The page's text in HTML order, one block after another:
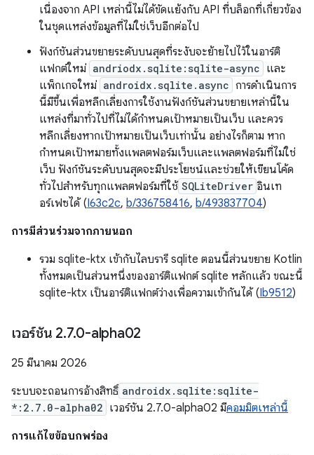
เนื่องจาก API เหล่านี้ไม่ได้ขัดแย้งกับ API ที่บล็อกที่เกี่ยวข้อง
ในชุดแหล่งข้อมูลที่ไม่ใช่เว็บอีกต่อไป
ฟังก์ชันส่วนขยายระดับบนสุดที่ระงับจะย้ายไปไว้ในอาร์ติ
แฟกต์ใหม่ andriodx.sqlite:sqlite-async และ
แพ็กเกจใหม่ androidx.sqlite.async การดำเนินการ
นี้มีขึ้นเพื่อหลีกเลี่ยงการใช้งานฟังก์ชันส่วนขยายเหล่านี้ใน
แหล่งที่มาทั่วไปที่ไม่ได้กำหนดเป้าหมายเป็นเว็บ และควร
หลีกเลี่ยงหากเป้าหมายเป็นเว็บเท่านั้น อย่างไรก็ตาม หาก
กำหนดเป้าหมายทั้งแพลตฟอร์มเว็บและแพลตฟอร์มที่ไม่ใช่
เว็บ ฟังก์ชันระดับบนสุดจะมีประโยชน์และช่วยให้เขียนโค้ด
ทั่วไปสำหรับทุกแพลตฟอร์มที่ใช้ SQLiteDriver อินเท
อร์เฟซได้ (I63c2c, b/336758416, b/493837704)
การมีส่วนร่วมจากภายนอก
รวม sqlite-ktx เข้ากับไลบรารี sqlite ตอนนี้ส่วนขยาย Kotlin
ทั้งหมดเป็นส่วนหนึ่งของอาร์ติแฟกต์ sqlite หลักแล้ว ขณะนี้
sqlite-ktx เป็นอาร์ติแฟกต์ว่างเพื่อความเข้ากันได้ (Ib9512)
เวอร์ชัน 2.7.0-alpha02
25 มีนาคม 2026
ระบบจะถอนการอ้างสิทธิ์ androidx.sqlite:sqlite-
*:2.7.0-alpha02 เวอร์ชัน 2.7.0-alpha02 มีคอมมิตเหล่านี้
การแก้ไขข้อบกพร่อง